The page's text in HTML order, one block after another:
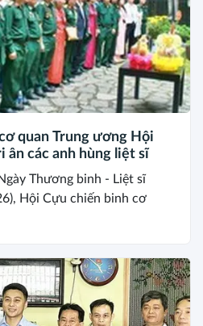
quan Trung ương Hội
ân các anh hùng liệt sĩ
Thương binh - Liệt sĩ
Hội Cựu chiến binh cơ